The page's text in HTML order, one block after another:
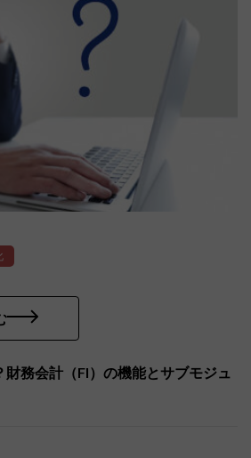
財務会計（FI）の機能とサブモジュ